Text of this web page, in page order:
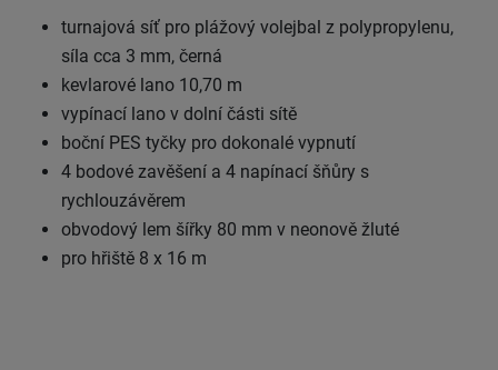
turnajová síť pro plážový volejbal z polypropylenu,
síla cca 3 mm, černá
kevlarové lano 10,70 m
vypínací lano v dolní části sítě
boční PES tyčky pro dokonalé vypnutí
4 bodové zavěšení a 4 napínací šňůry s
rychlouzávěrem
obvodový lem šířky 80 mm v neonově žluté
pro hřiště 8 x 16 m